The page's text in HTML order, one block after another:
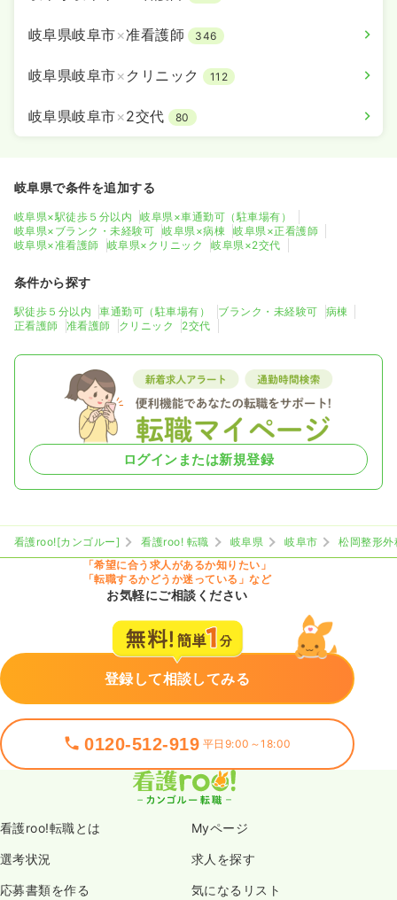
岐阜県岐阜市×准看護師 346
岐阜県岐阜市× クリニック 112
岐阜県岐阜市×2交代 80
岐阜県で条件を追加する
岐阜県×駅徒歩５分以内
岐阜県×車通勤可（駐車場有）
岐阜県×ブランク・未経験可
岐阜県×病棟
岐阜県×正看護師
岐阜県×准看護師
岐阜県×クリニック 岐阜県×2交代
条件から探す
駅徒歩５分以内 車通勤可（駐車場有） ブランク・未経験可
病棟
正看護師
准看護師 クリニック 2交代
ログインまたは新規登録
看護roo![カンゴルー] 看護roo! 転職 岐阜県 岐阜市
松岡整形
「希望に合う求人があるか知りたい」
「転職するかどうか迷っている」など
お気軽にご相談ください
登録して相談してみる
0120-512-919 平日9:00～18:00
看護roo!転職とは Myページ
選考状況 求人を探す
応募書類を作る 気になるリスト